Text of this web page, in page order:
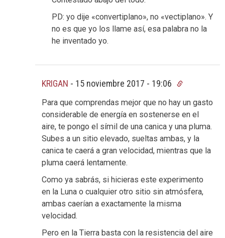
PD: yo dije «convertiplano», no «vectiplano». Y
no es que yo los llame así, esa palabra no la
he inventado yo.
KRIGAN - 15 noviembre 2017 - 19:06
Para que comprendas mejor que no hay un gasto
considerable de energía en sostenerse en el
aire, te pongo el símil de una canica y una pluma.
Subes a un sitio elevado, sueltas ambas, y la
canica te caerá a gran velocidad, mientras que la
pluma caerá lentamente.
Como ya sabrás, si hicieras este experimento
en la Luna o cualquier otro sitio sin atmósfera,
ambas caerían a exactamente la misma
velocidad.
Pero en la Tierra basta con la resistencia del aire